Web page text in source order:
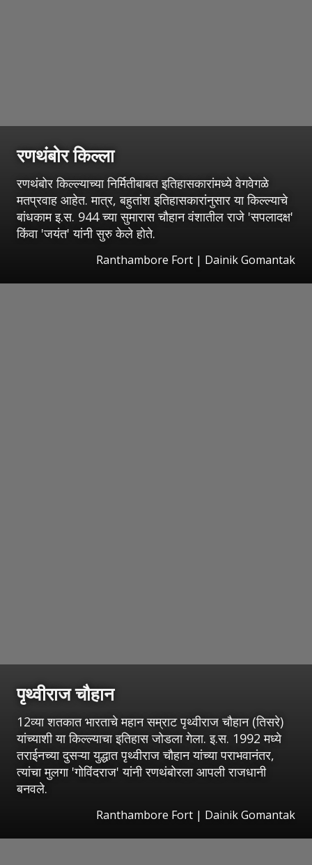
रणथंबोर किल्ला
रणथंबोर किल्ल्याच्या निर्मितीबाबत इतिहासकारांमध्ये वेगवेगळे
मतप्रवाह आहेत. मात्र, बहुतांश इतिहासकारांनुसार या किल्ल्याचे
बांधकाम इ.स. 944 च्या सुमारास चौहान वंशातील राजे 'सपलादक्ष'
किंवा 'जयंत' यांनी सुरु केले होते.
Ranthambore Fort | Dainik Gomantak
पृथ्वीराज चौहान
12व्या शतकात भारताचे महान सम्राट पृथ्वीराज चौहान (तिसरे)
यांच्याशी या किल्ल्याचा इतिहास जोडला गेला. इ.स. 1992 मध्ये
तराईनच्या दुसऱ्या युद्धात पृथ्वीराज चौहान यांच्या पराभवानंतर,
त्यांचा मुलगा 'गोविंदराज' यांनी रणथंबोरला आपली राजधानी
बनवले.
Ranthambore Fort | Dainik Gomantak